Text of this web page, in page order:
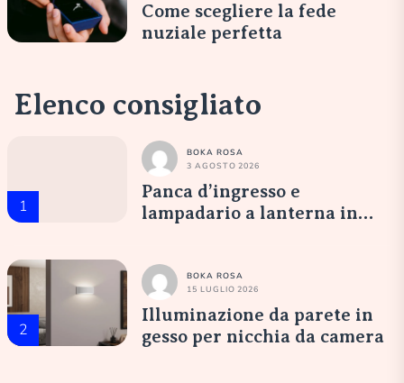
Come scegliere la fede
nuziale perfetta
Elenco consigliato
1
BOKA ROSA
3 AGOSTO 2026
Panca d’ingresso e
lampadario a lanterna in
2
BOKA ROSA
15 LUGLIO 2026
Illuminazione da parete in
gesso per nicchia da camera